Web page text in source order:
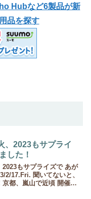
Hubなど6製品が新
品を探す
、2023もサプライ
した！
2023もサプライズで あが
2/17.Fri. 聞いてないと、
京都、嵐山で近頃 開催さ